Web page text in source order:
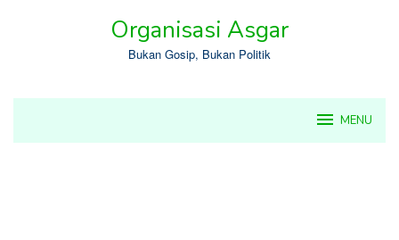
Organisasi Asgar
Bukan Gosip, Bukan Politik
MENU